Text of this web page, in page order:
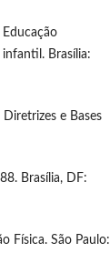
Brasília:
e Bases
Brasília, DF:
Física. São Paulo: